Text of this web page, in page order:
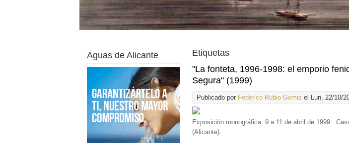
Etiquetas
"La fonteta, 1996-1998: el emporio
Segura" (1999)
Publicado por Federico Rubio Gomis el Lun, 22/10/
Exposición monográfica: 9 a 11 de abril de 1999 :
(Alicante).
Aguas de Alicante